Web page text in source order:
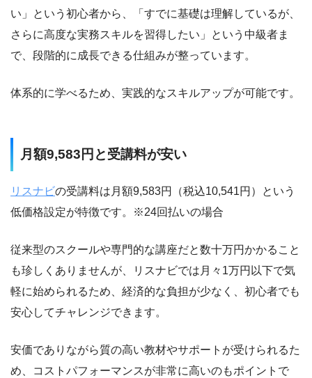
い」という初心者から、「すでに基礎は理解しているが、
さらに高度な実務スキルを習得したい」という中級者ま
で、段階的に成長できる仕組みが整っています。
体系的に学べるため、実践的なスキルアップが可能です。
月額9,583円と受講料が安い
リスナビの受講料は月額9,583円（税込10,541円）という
低価格設定が特徴です。※24回払いの場合
従来型のスクールや専門的な講座だと数十万円かかること
も珍しくありませんが、リスナビでは月々1万円以下で気
軽に始められるため、経済的な負担が少なく、初心者でも
安心してチャレンジできます。
安価でありながら質の高い教材やサポートが受けられるた
め、コストパフォーマンスが非常に高いのもポイントで